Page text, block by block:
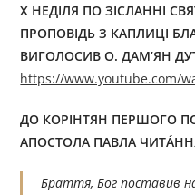
Х НЕДІЛЯ ПО ЗІСЛАННІ
ПРОПОВІДЬ З КАПЛИЦІ
ВИГОЛОСИВ О. ДАМʼЯН
https://www.youtube.com/
ДО КОРІНТЯН ПЕРШОГО
АПОСТОЛА ПАВЛА
Браття, Бог поставив